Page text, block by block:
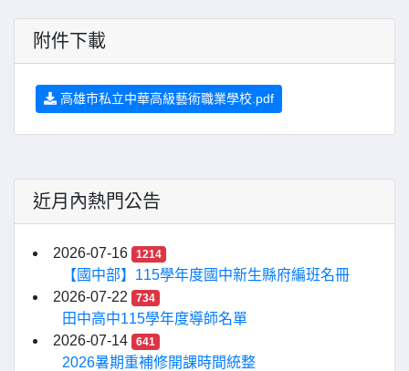
附件下載
高雄市私立中華高級藝術職業學校.pdf
近月內熱門公告
2026-07-16 1214
【國中部】115學年度國中新生縣府編班名冊
2026-07-22
734
田中高中115學年度導師名單
2026-07-14
641
2026暑期重補修開課時間統整